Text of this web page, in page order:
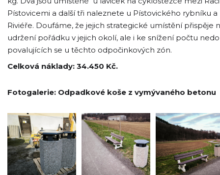
Pístovicemi a další tři naleznete u Pístovického rybníku a
Riviéře. Doufáme, že jejich strategické umístění přispěje
udržení pořádku v jejich okolí, ale i ke snížení počtu
povalujících se u těchto odpočinkových zón.
Celková náklady: 34.450 Kč.
Fotogalerie: Odpadkové koše z vymývaného betonu